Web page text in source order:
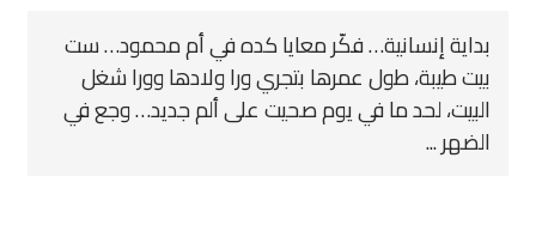
بداية إنسانية… فكّر معايا كده في أم محمود… ست
بيت طيبة، طول عمرها بتجري ورا ولادها وورا شغل
البيت، لحد ما في يوم صحيت على ألم جديد… وجع في
الضهر ...